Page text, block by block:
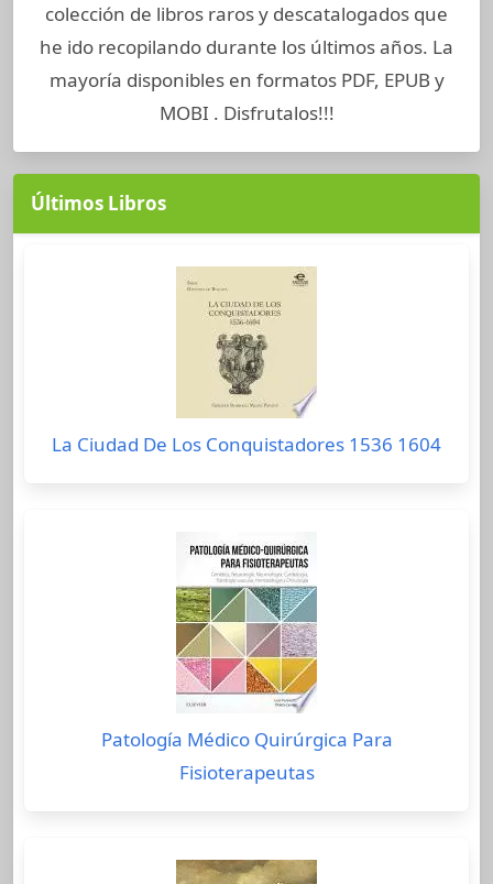
colección de libros raros y descatalogados que
he ido recopilando durante los últimos años. La
mayoría disponibles en formatos PDF, EPUB y
MOBI . Disfrutalos!!!
Últimos Libros
La Ciudad De Los Conquistadores 1536 1604
Patología Médico Quirúrgica Para
Fisioterapeutas